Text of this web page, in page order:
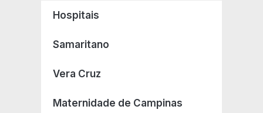
Hospitais
Samaritano
Vera Cruz
Maternidade de Campinas